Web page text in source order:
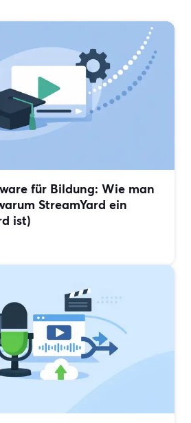
für Bildung: Wie man
StreamYard ein
ist)